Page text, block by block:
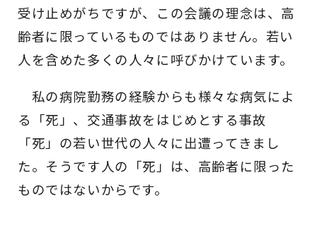
受け止めがちですが、この会議の理念は、高
齢者に限っているものではありません。若い
人を含めた多くの人々に呼びかけています。
私の病院勤務の経験からも様々な病気によ
る「死」、交通事故をはじめとする事故
「死」の若い世代の人々に出遭ってきまし
た。そうです人の「死」は、高齢者に限った
ものではないからです。